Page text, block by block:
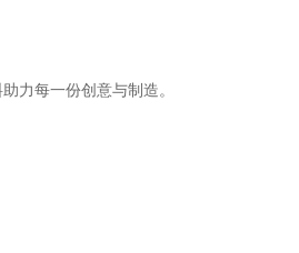
力每一份创意与制造。